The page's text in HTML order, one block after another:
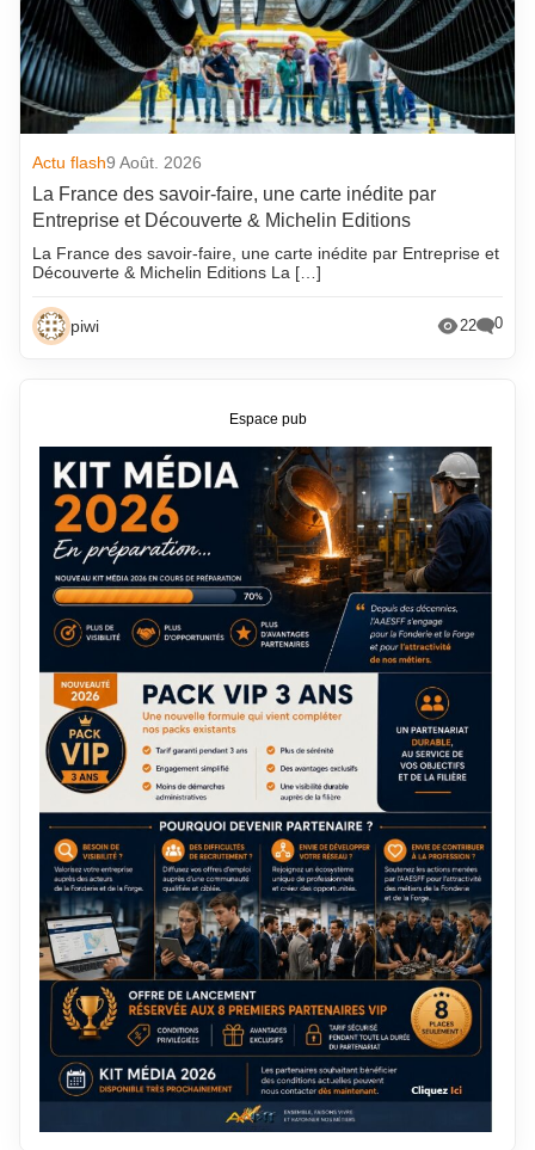
Actu flash9 Août. 2026
La France des savoir-faire, une carte inédite par
Entreprise et Découverte & Michelin Editions
La France des savoir-faire, une carte inédite par Entreprise et
Découverte & Michelin Editions La […]
piwi 22 0
Espace pub